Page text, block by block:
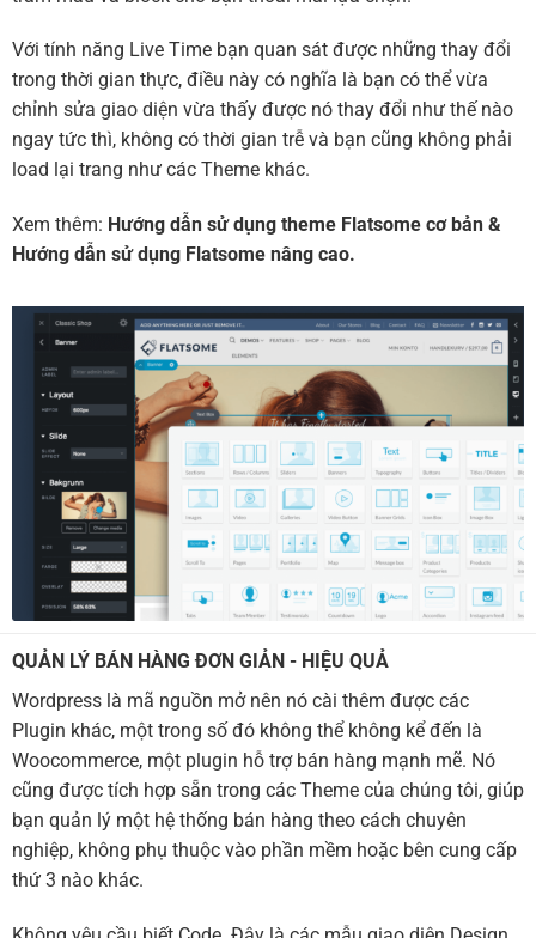
Với tính năng Live Time bạn quan sát được những thay đổi
trong thời gian thực, điều này có nghĩa là bạn có thể vừa
chỉnh sửa giao diện vừa thấy được nó thay đổi như thế nào
ngay tức thì, không có thời gian trễ và bạn cũng không phải
load lại trang như các Theme khác.
Xem thêm: Hướng dẫn sử dụng theme Flatsome cơ bản &
Hướng dẫn sử dụng Flatsome nâng cao.
QUẢN LÝ BÁN HÀNG ĐƠN GIẢN - HIỆU QUẢ
Wordpress là mã nguồn mở nên nó cài thêm được các
Plugin khác, một trong số đó không thể không kể đến là
Woocommerce, một plugin hỗ trợ bán hàng mạnh mẽ. Nó
cũng được tích hợp sẵn trong các Theme của chúng tôi, giúp
bạn quản lý một hệ thống bán hàng theo cách chuyên
nghiệp, không phụ thuộc vào phần mềm hoặc bên cung cấp
thứ 3 nào khác.